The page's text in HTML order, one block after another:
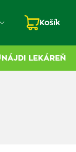
Košík
NÁJDI LEKÁREŇ